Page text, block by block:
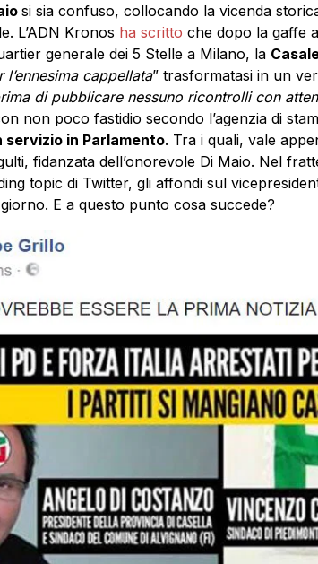
si sia confuso, collocando la vicenda
L’ADN Kronos ha scritto che dopo la gaffe
generale dei 5 Stelle a Milano, la
l’ennesima cappellata” trasformatasi in un
di pubblicare nessuno ricontrolli con
non poco fastidio secondo l’agenzia di
servizio in Parlamento. Tra i quali, vale
fidanzata dell’onorevole Di Maio. Nel
topic di Twitter, gli affondi sul
E a questo punto cosa succede?